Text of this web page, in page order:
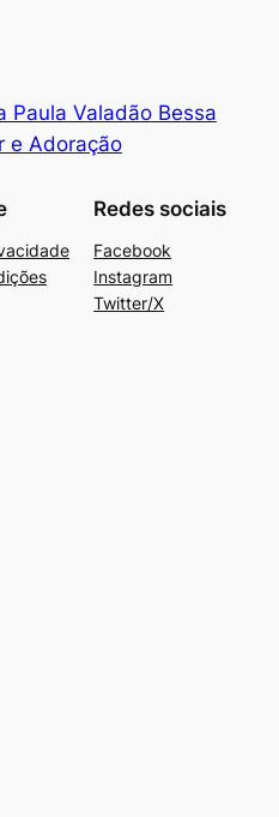
Paula Valadão Bessa
e Adoração
Redes sociais
Facebook
Instagram
Twitter/X